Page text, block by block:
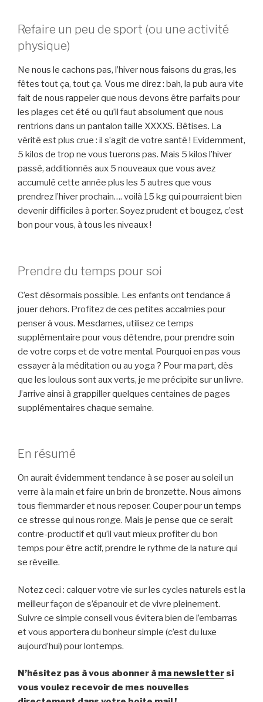
Refaire un peu de sport (ou une activité
physique)
Ne nous le cachons pas, l’hiver nous faisons du gras, les
fêtes tout ça, tout ça. Vous me direz : bah, la pub aura vite
fait de nous rappeler que nous devons être parfaits pour
les plages cet été ou qu’il faut absolument que nous
rentrions dans un pantalon taille XXXXS. Bêtises. La
vérité est plus crue : il s’agit de votre santé ! Evidemment,
5 kilos de trop ne vous tuerons pas. Mais 5 kilos l’hiver
passé, additionnés aux 5 nouveaux que vous avez
accumulé cette année plus les 5 autres que vous
prendrez l’hiver prochain…. voilà 15 kg qui pourraient bien
devenir difficiles à porter. Soyez prudent et bougez, c’est
bon pour vous, à tous les niveaux !
Prendre du temps pour soi
C’est désormais possible. Les enfants ont tendance à
jouer dehors. Profitez de ces petites accalmies pour
penser à vous. Mesdames, utilisez ce temps
supplémentaire pour vous détendre, pour prendre soin
de votre corps et de votre mental. Pourquoi en pas vous
essayer à la méditation ou au yoga ? Pour ma part, dès
que les loulous sont aux verts, je me précipite sur un livre.
J’arrive ainsi à grappiller quelques centaines de pages
supplémentaires chaque semaine.
En résumé
On aurait évidemment tendance à se poser au soleil un
verre à la main et faire un brin de bronzette. Nous aimons
tous flemmarder et nous reposer. Couper pour un temps
ce stresse qui nous ronge. Mais je pense que ce serait
contre-productif et qu’il vaut mieux profiter du bon
temps pour être actif, prendre le rythme de la nature qui
se réveille.
Notez ceci : calquer votre vie sur les cycles naturels est la
meilleur façon de s’épanouir et de vivre pleinement.
Suivre ce simple conseil vous évitera bien de l’embarras
et vous apportera du bonheur simple (c’est du luxe
aujourd’hui) pour lontemps.
N’hésitez pas à vous abonner à ma newslettersi
vous voulez recevoir de mes nouvelles